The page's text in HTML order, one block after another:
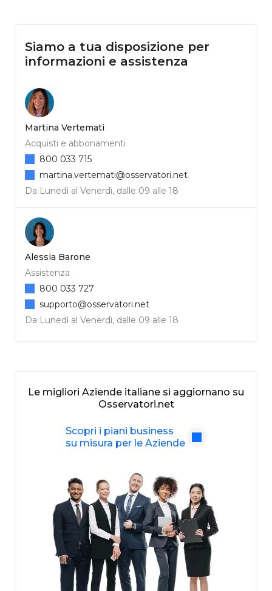
Siamo a tua disposizione per
informazioni e assistenza
Martina Vertemati
Acquisti e abbonamenti
Da Lunedì al Venerdì, dalle 09 alle 18
800 033 715
martina.vertemati@osservatori.net
Alessia Barone
Assistenza
Da Lunedì al Venerdì, dalle 09 alle 18
800 033 727
supporto@osservatori.net
Le migliori Aziende italiane si aggiornano su
Osservatori.net
Scopri i piani business
su misura per le Aziende